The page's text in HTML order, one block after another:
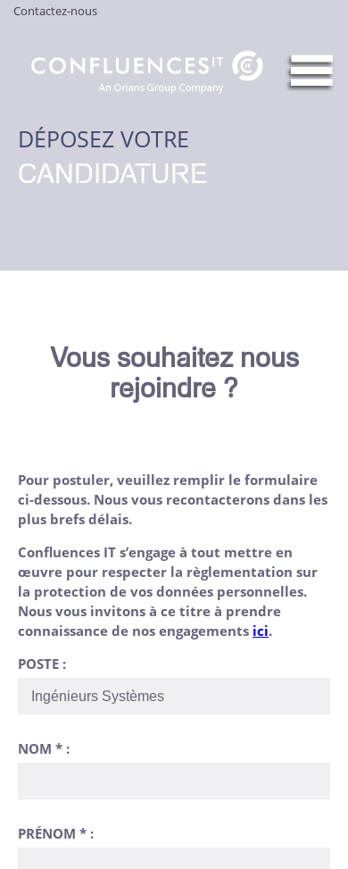
Contactez-nous
DÉPOSEZ VOTRE
CANDIDATURE
Vous souhaitez nous
rejoindre ?
Pour postuler, veuillez remplir le formulaire
ci-dessous. Nous vous recontacterons dans les
plus brefs délais.
Confluences IT s’engage à tout mettre en
œuvre pour respecter la règlementation sur
la protection de vos données personnelles.
Nous vous invitons à ce titre à prendre
connaissance de nos engagements ici.
POSTE :
NOM * :
PRÉNOM * :